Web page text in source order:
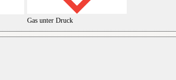
Gas unter Druck